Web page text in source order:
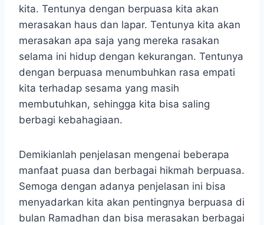
kita. Tentunya dengan berpuasa kita akan
merasakan haus dan lapar. Tentunya kita akan
merasakan apa saja yang mereka rasakan
selama ini hidup dengan kekurangan. Tentunya
dengan berpuasa menumbuhkan rasa empati
kita terhadap sesama yang masih
membutuhkan, sehingga kita bisa saling
berbagi kebahagiaan.
Demikianlah penjelasan mengenai beberapa
manfaat puasa dan berbagai hikmah berpuasa.
Semoga dengan adanya penjelasan ini bisa
menyadarkan kita akan pentingnya berpuasa di
bulan Ramadhan dan bisa merasakan berbagai